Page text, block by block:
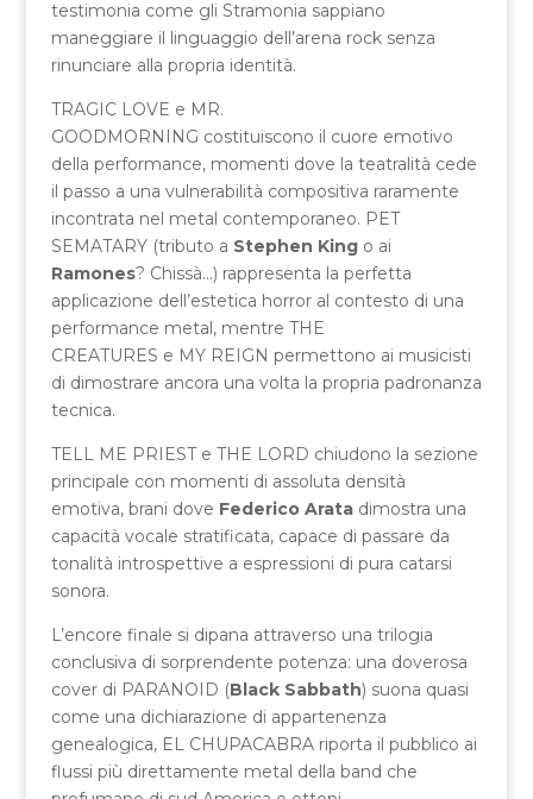
testimonia come gli Stramonia sappiano
maneggiare il linguaggio dell’arena rock senza
rinunciare alla propria identità.
TRAGIC LOVE e MR.
GOODMORNING costituiscono il cuore emotivo
della performance, momenti dove la teatralità cede
il passo a una vulnerabilità compositiva raramente
incontrata nel metal contemporaneo. PET
SEMATARY (tributo a Stephen Kingo ai
Ramones? Chissà…) rappresenta la perfetta
applicazione dell’estetica horror al contesto di una
performance metal, mentre THE
CREATURES e MY REIGN permettono ai musicisti
di dimostrare ancora una volta la propria padronanza
tecnica.
TELL ME PRIEST e THE LORD chiudono la sezione
principale con momenti di assoluta densità
emotiva, brani dove Federico Aratadimostra una
capacità vocale stratificata, capace di passare da
tonalità introspettive a espressioni di pura catarsi
sonora.
L’encore finale si dipana attraverso una trilogia
conclusiva di sorprendente potenza: una doverosa
cover di PARANOID (Black Sabbath) suona quasi
come una dichiarazione di appartenenza
genealogica, EL CHUPACABRA riporta il pubblico ai
flussi più direttamente metal della band che